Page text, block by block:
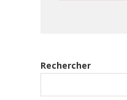
Rechercher